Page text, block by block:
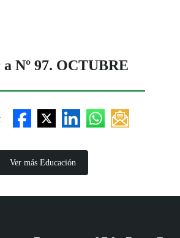
Nº 97. OCTUBRE
Ver más Educación